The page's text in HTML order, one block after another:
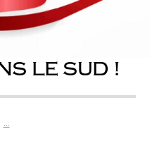
LE SUD !
...